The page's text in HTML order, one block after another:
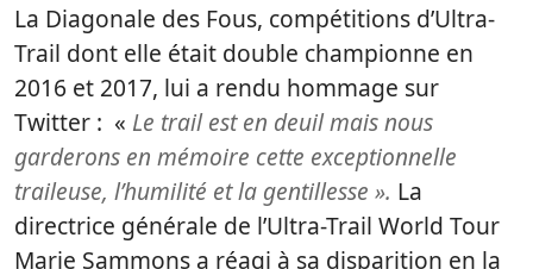
La Diagonale des Fous, compétitions d’Ultra-
Trail dont elle était double championne en
2016 et 2017, lui a rendu hommage sur
Twitter : « Le trail est en deuil mais nous
garderons en mémoire cette exceptionnelle
traileuse, l’humilité et la gentillesse ». La
directrice générale de l’Ultra-Trail World Tour
Marie Sammons a réagi à sa disparition en la